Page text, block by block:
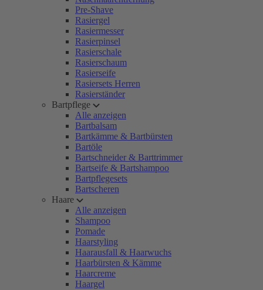
Pre-Shave
Rasiergel
Rasiermesser
Rasierpinsel
Rasierschale
Rasierschaum
Rasierseife
Rasiersets Herren
Rasierständer
Bartpflege
Alle anzeigen
Bartbalsam
Bartkämme & Bartbürsten
Bartöle
Bartschneider & Barttrimmer
Bartseife & Bartshampoo
Bartpflegesets
Bartscheren
Haare
Alle anzeigen
Shampoo
Pomade
Haarstyling
Haarausfall & Haarwuchs
Haarbürsten & Kämme
Haarcreme
Haargel